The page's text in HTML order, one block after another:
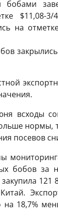
бобами
$11,08-
на
всходы
нормы,
посевов
бобов за
на 18,7%